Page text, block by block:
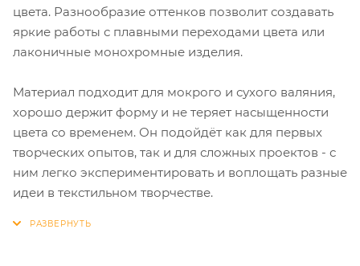
цвета. Разнообразие оттенков позволит создавать
яркие работы с плавными переходами цвета или
лаконичные монохромные изделия.
Материал подходит для мокрого и сухого валяния,
хорошо держит форму и не теряет насыщенности
цвета со временем. Он подойдёт как для первых
творческих опытов, так и для сложных проектов - с
ним легко экспериментировать и воплощать разные
идеи в текстильном творчестве.